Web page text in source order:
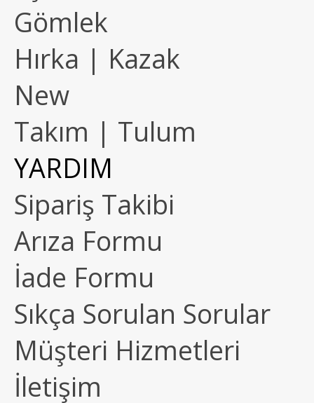
Gömlek
Hırka | Kazak
New
Takım | Tulum
YARDIM
Sipariş Takibi
Arıza Formu
İade Formu
Sıkça Sorulan Sorular
Müşteri Hizmetleri
İletişim